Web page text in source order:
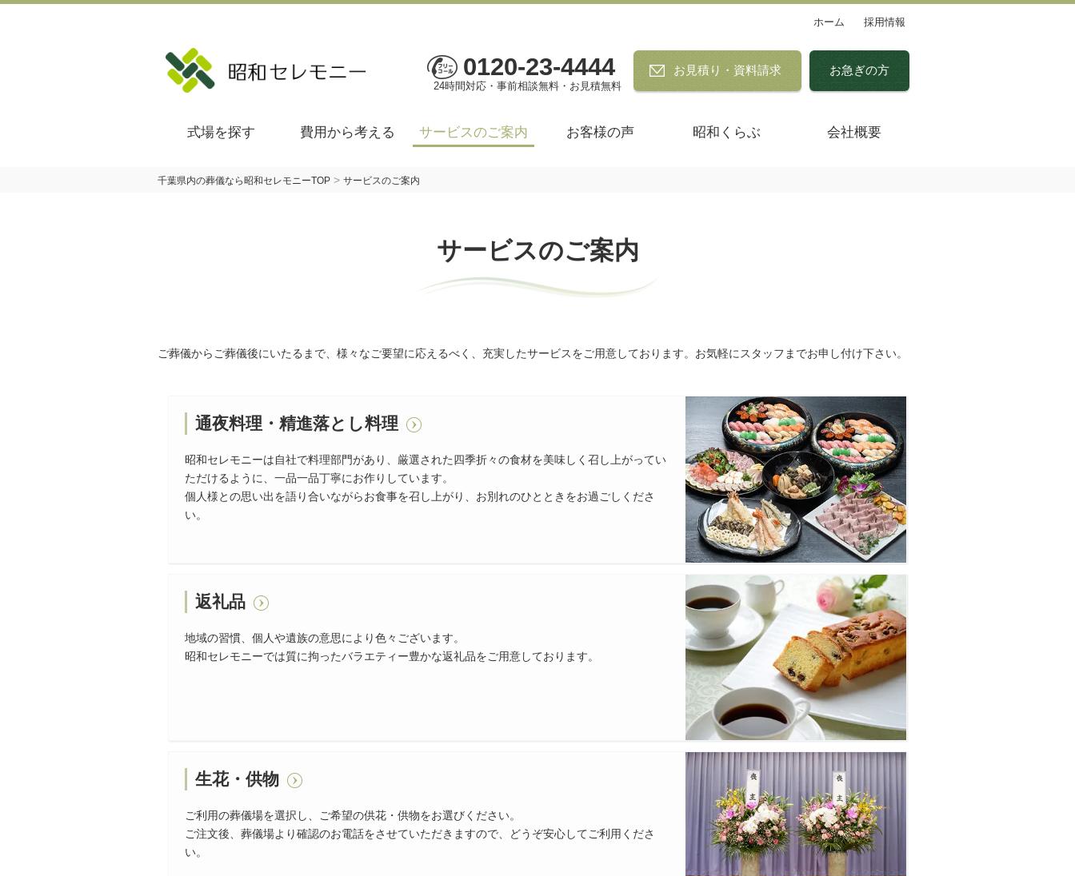
ホーム 採用情報
0120-23-4444
24時間対応・事前相談無料・お見積無料
お見積り・資料請求 お急ぎの方
式場を探す 費用から考える サービスのご案内 お客様の声 昭和くらぶ 会社概要
千葉県内の葬儀なら昭和セレモニーTOP > サービスのご案内
サービスのご案内
ご葬儀からご葬儀後にいたるまで、様々なご要望に応えるべく、充実したサービスをご用意しております。お気軽にスタッフまでお申し付け下さい。
通夜料理・精進落とし料理
昭和セレモニーは自社で料理部門があり、厳選された四季折々の食材を美味しく召し上がってい
ただけるように、一品一品丁寧にお作りしています。
個人様との思い出を語り合いながらお食事を召し上がり、お別れのひとときをお過ごしくださ
い。
返礼品
地域の習慣、個人や遺族の意思により色々ございます。
昭和セレモニーでは質に拘ったバラエティー豊かな返礼品をご用意しております。
生花・供物
ご利用の葬儀場を選択し、ご希望の供花・供物をお選びください。
ご注文後、葬儀場より確認のお電話をさせていただきますので、どうぞ安心してご利用くださ
い。